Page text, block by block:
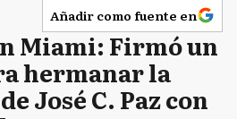
Añadir como fuente en
Miami: Firmó un
hermanar la
José C. Paz con